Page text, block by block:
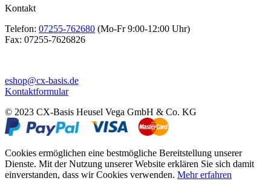
Kontakt
Telefon: 07255-762680 (Mo-Fr 9:00-12:00 Uhr)
Fax: 07255-7626826
eshop@cx-basis.de
Kontaktformular
© 2023 CX-Basis Heusel Vega GmbH & Co. KG
Cookies ermöglichen eine bestmögliche Bereitstellung unserer
Dienste. Mit der Nutzung unserer Website erklären Sie sich damit
einverstanden, dass wir Cookies verwenden. Mehr erfahren